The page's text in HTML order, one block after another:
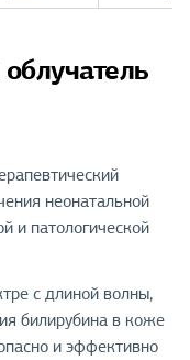
неонатальной
и патологической
с длиной волны,
билирубина в коже
и эффективно